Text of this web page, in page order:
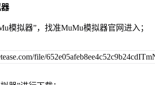
模拟器”，找准MuMu模拟器官网进入；